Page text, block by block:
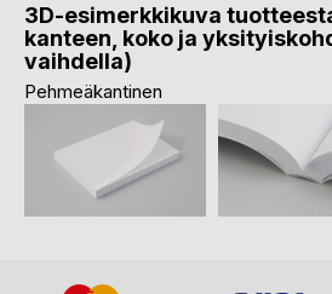
3D-esimerkkikuva
kanteen, koko ja
vaihdella)
Pehmeäkantinen